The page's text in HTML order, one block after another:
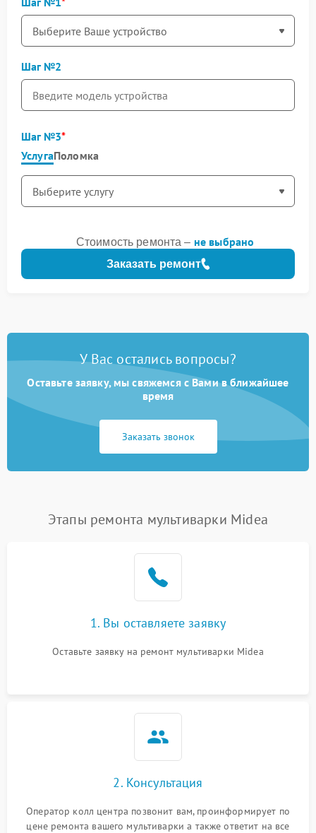
Шаг №2
Шаг №3
УслугаПоломка
Заказать ремонт
Стоимость ремонта – не выбрано
У Вас остались вопросы?
Оставьте заявку, мы свяжемся с Вами в ближайшее
время
Заказать звонок
Этапы ремонта мультиварки Midea
1. Вы оставляете заявку
Оставьте заявку на ремонт мультиварки Midea
2. Консультация
Оператор колл центра позвонит вам, проинформирует по
цене ремонта вашего мультиварки а также ответит на все